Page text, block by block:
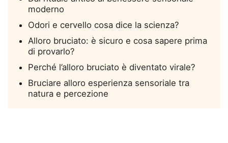
moderno
Odori e cervello cosa dice la scienza?
Alloro bruciato: è sicuro e cosa sapere prima
di provarlo?
Perché l’alloro bruciato è diventato virale?
Bruciare alloro esperienza sensoriale tra
natura e percezione